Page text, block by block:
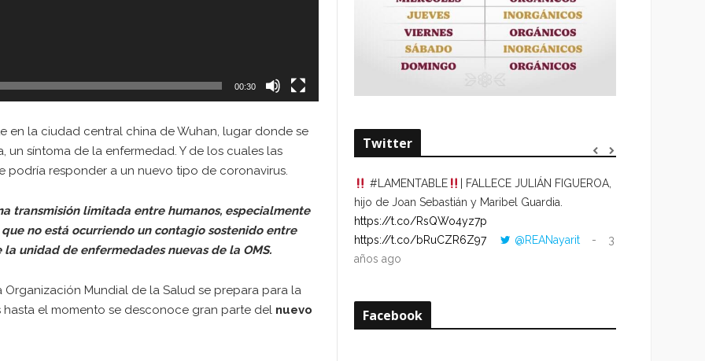
00:30
en la ciudad central china de Wuhan, lugar donde se
síntoma de la enfermedad. Y de los cuales las
podría responder a un nuevo tipo de coronavirus.
transmisión limitada entre humanos, especialmente
no está ocurriendo un contagio sostenido entre
la unidad de enfermedades nuevas de la OMS.
Mundial de la Salud se prepara para la
el momento se desconoce gran parte del nuevo
Twitter
#LAMENTABLE
| FALLECE JULIÁN FIGUEROA,
hijo de Joan Sebastián y Maribel Guardia.
https://t.co/RsQWo4yz7p
https://t.co/bRuCZR6Z97
@REANayarit
3
años ago
Facebook